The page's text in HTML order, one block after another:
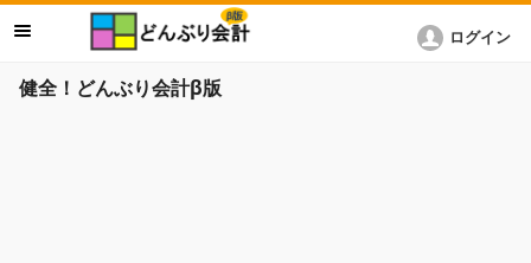
健全！どんぶり会計β版
ログイン